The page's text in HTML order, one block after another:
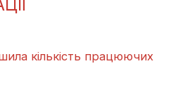
кількість працюючих